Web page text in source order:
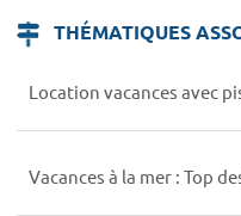
THÉMATIQUES
Location vacances avec
Vacances à la mer : Top